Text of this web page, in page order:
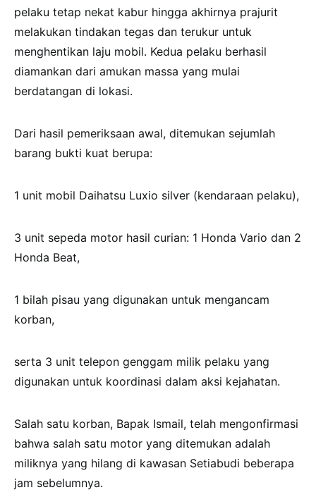
pelaku tetap nekat kabur hingga akhirnya prajurit
melakukan tindakan tegas dan terukur untuk
menghentikan laju mobil. Kedua pelaku berhasil
diamankan dari amukan massa yang mulai
berdatangan di lokasi.
Dari hasil pemeriksaan awal, ditemukan sejumlah
barang bukti kuat berupa:
1 unit mobil Daihatsu Luxio silver (kendaraan pelaku),
3 unit sepeda motor hasil curian: 1 Honda Vario dan 2
Honda Beat,
1 bilah pisau yang digunakan untuk mengancam
korban,
serta 3 unit telepon genggam milik pelaku yang
digunakan untuk koordinasi dalam aksi kejahatan.
Salah satu korban, Bapak Ismail, telah mengonfirmasi
bahwa salah satu motor yang ditemukan adalah
miliknya yang hilang di kawasan Setiabudi beberapa
jam sebelumnya.